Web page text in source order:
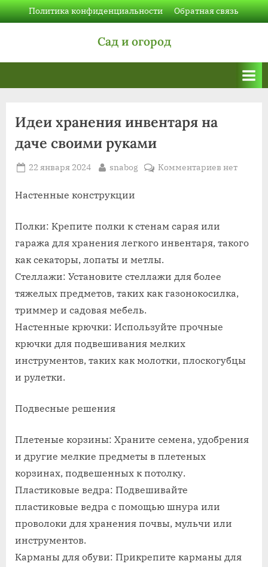
Skip
to
Политика конфиденциальности Обратная связь
Сад и огород
Идеи хранения инвентаря на
даче своими руками
Posted
22 января 2024 By
snabog Комментариевк
даче
руками
нет
Настенные конструкции
Полки: Крепите полки к стенам сарая или
гаража для хранения легкого инвентаря, такого
как секаторы, лопаты и метлы.
Стеллажи: Установите стеллажи для более
тяжелых предметов, таких как газонокосилка,
триммер и садовая мебель.
Настенные крючки: Используйте прочные
крючки для подвешивания мелких
инструментов, таких как молотки, плоскогубцы
и рулетки.
Подвесные решения
Плетеные корзины: Храните семена, удобрения
и другие мелкие предметы в плетеных
корзинах, подвешенных к потолку.
Пластиковые ведра: Подвешивайте
пластиковые ведра с помощью шнура или
проволоки для хранения почвы, мульчи или
инструментов.
Карманы для обуви: Прикрепите карманы для